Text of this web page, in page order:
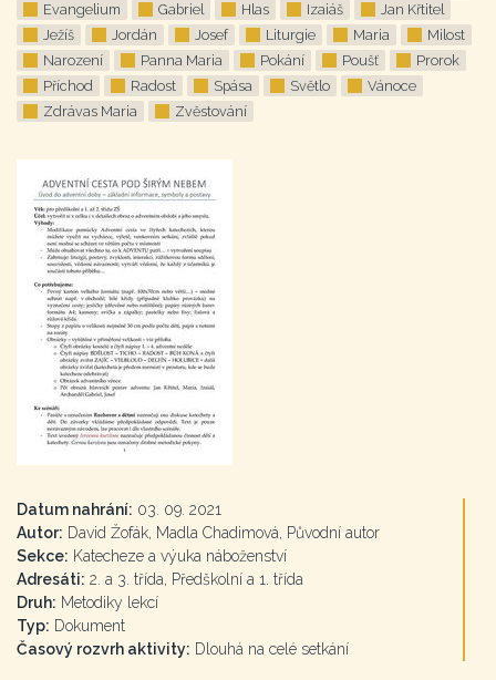
Evangelium
Gabriel Hlas Izaiáš
Jan Křtitel
Ježíš
Jordán Josef Liturgie Maria
Milost
Narození
Panna Maria Pokání Poušť
Prorok
Příchod
Radost Spása Světlo
Vánoce
Zdrávas Maria
Zvěstování
Datum nahrání: 03. 09. 2021
Autor: David Žofák, Madla Chadimová, Původní autor
Sekce: Katecheze a výuka náboženství
Adresáti: 2. a 3. třída, Předškolní a 1. třída
Druh: Metodiky lekcí
Typ: Dokument
Časový rozvrh aktivity: Dlouhá na celé setkání